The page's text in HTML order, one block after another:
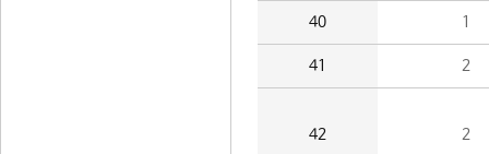
40 1
41 2
42 2